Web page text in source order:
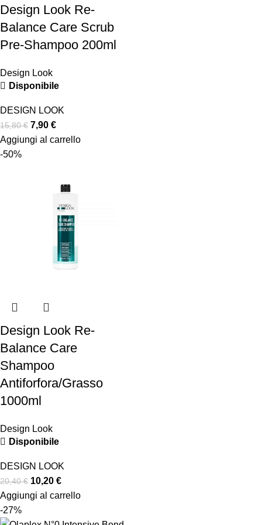
Design Look Re-
Balance Care Scrub
Pre-Shampoo 200ml
Design Look
Disponibile
DESIGN LOOK
15,80€ 7,90 €
Aggiungi al carrello
-50%
Design Look Re-
Balance Care
Shampoo
Antiforfora/Grasso
1000ml
Design Look
Disponibile
DESIGN LOOK
20,40€ 10,20 €
Aggiungi al carrello
-27%